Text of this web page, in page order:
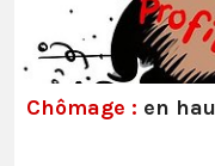
Chômage : en